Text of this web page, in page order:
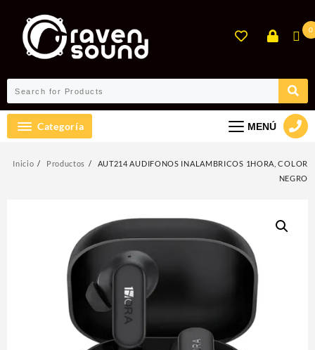
contenido
0
Categoría MENÚ
Inicio Productos
AUT214 AUDIFONOS INALAMBRICOS 1HORA, COLOR
NEGRO